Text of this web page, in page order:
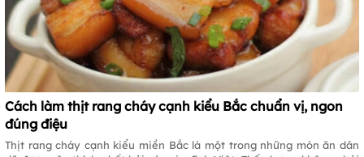
Cách làm thịt rang cháy cạnh kiểu Bắc chuẩn vị, ngon
đúng điệu
Thịt rang cháy cạnh kiểu miền Bắc là một trong những món ăn dân